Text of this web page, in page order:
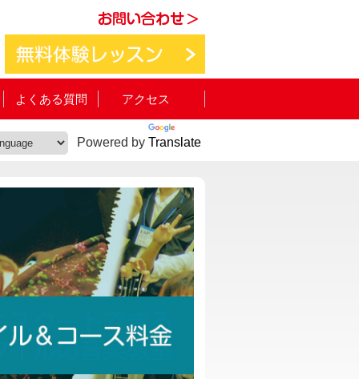
よくある質問 アクセス
Powered by Translate